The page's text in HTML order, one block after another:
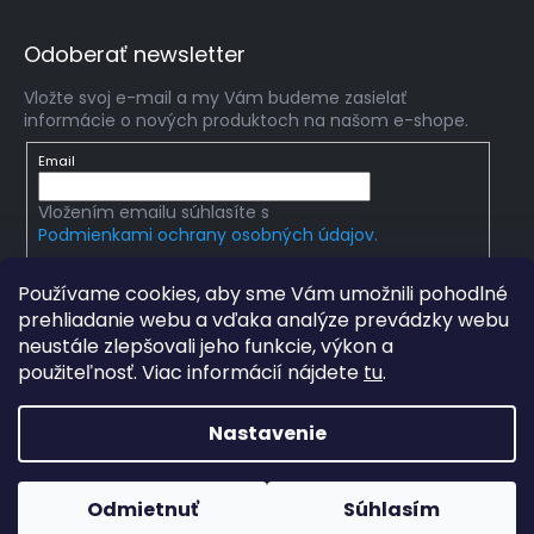
Používame cookies, aby sme Vám umožnili pohodlné
prehliadanie webu a vďaka analýze prevádzky webu
neustále zlepšovali jeho funkcie, výkon a
použiteľnosť. Viac informácií nájdete tu.
Nastavenie
Odmietnuť Súhlasím
Odoberať newsletter
Vložte svoj e-mail a my Vám budeme zasielať
informácie o nových produktoch na našom e-shope.
Email
Vložením emailu súhlasíte s
Podmienkami ochrany osobných údajov.
mlady-vedec.sk
. Všetky práva
vyhradené.Upraviť nastavenie cookies
Grafický návrh vytvořil a na Shoptet implementoval
Hladatechka s.r.o.